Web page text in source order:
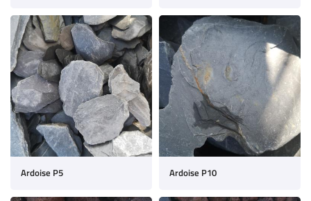
Ardoise P5 Ardoise P10